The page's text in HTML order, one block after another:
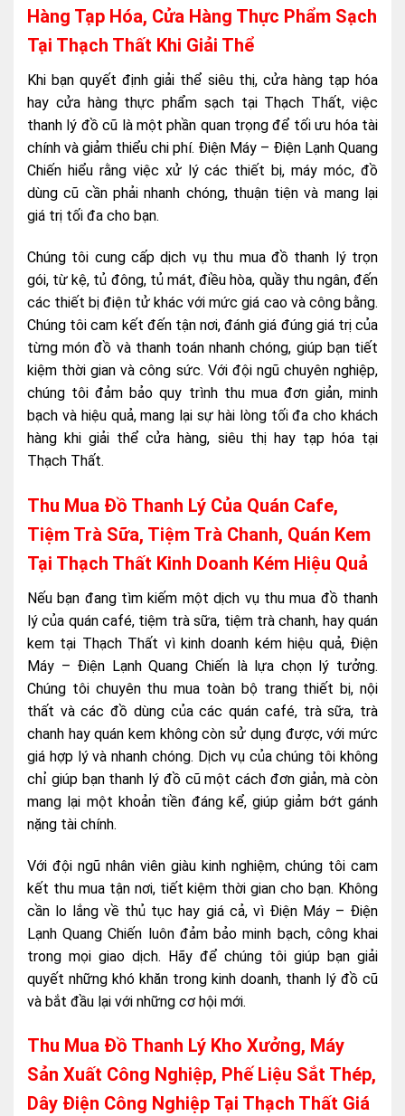
Hàng Tạp Hóa, Cửa Hàng Thực Phẩm Sạch
Tại Thạch Thất Khi Giải Thể
Khi bạn quyết định giải thể siêu thị, cửa hàng tạp hóa
hay cửa hàng thực phẩm sạch tại Thạch Thất, việc
thanh lý đồ cũ là một phần quan trọng để tối ưu hóa tài
chính và giảm thiểu chi phí. Điện Máy – Điện Lạnh Quang
Chiến hiểu rằng việc xử lý các thiết bị, máy móc, đồ
dùng cũ cần phải nhanh chóng, thuận tiện và mang lại
giá trị tối đa cho bạn.
Chúng tôi cung cấp dịch vụ thu mua đồ thanh lý trọn
gói, từ kệ, tủ đông, tủ mát, điều hòa, quầy thu ngân, đến
các thiết bị điện tử khác với mức giá cao và công bằng.
Chúng tôi cam kết đến tận nơi, đánh giá đúng giá trị của
từng món đồ và thanh toán nhanh chóng, giúp bạn tiết
kiệm thời gian và công sức. Với đội ngũ chuyên nghiệp,
chúng tôi đảm bảo quy trình thu mua đơn giản, minh
bạch và hiệu quả, mang lại sự hài lòng tối đa cho khách
hàng khi giải thể cửa hàng, siêu thị hay tạp hóa tại
Thạch Thất.
Thu Mua Đồ Thanh Lý Của Quán Cafe,
Tiệm Trà Sữa, Tiệm Trà Chanh, Quán Kem
Tại Thạch Thất Kinh Doanh Kém Hiệu Quả
Nếu bạn đang tìm kiếm một dịch vụ thu mua đồ thanh
lý của quán café, tiệm trà sữa, tiệm trà chanh, hay quán
kem tại Thạch Thất vì kinh doanh kém hiệu quả, Điện
Máy – Điện Lạnh Quang Chiến là lựa chọn lý tưởng.
Chúng tôi chuyên thu mua toàn bộ trang thiết bị, nội
thất và các đồ dùng của các quán café, trà sữa, trà
chanh hay quán kem không còn sử dụng được, với mức
giá hợp lý và nhanh chóng. Dịch vụ của chúng tôi không
chỉ giúp bạn thanh lý đồ cũ một cách đơn giản, mà còn
mang lại một khoản tiền đáng kể, giúp giảm bớt gánh
nặng tài chính.
Với đội ngũ nhân viên giàu kinh nghiệm, chúng tôi cam
kết thu mua tận nơi, tiết kiệm thời gian cho bạn. Không
cần lo lắng về thủ tục hay giá cả, vì Điện Máy – Điện
Lạnh Quang Chiến luôn đảm bảo minh bạch, công khai
trong mọi giao dịch. Hãy để chúng tôi giúp bạn giải
quyết những khó khăn trong kinh doanh, thanh lý đồ cũ
và bắt đầu lại với những cơ hội mới.
Thu Mua Đồ Thanh Lý Kho Xưởng, Máy
Sản Xuất Công Nghiệp, Phế Liệu Sắt Thép,
Dây Điện Công Nghiệp Tại Thạch Thất Giá